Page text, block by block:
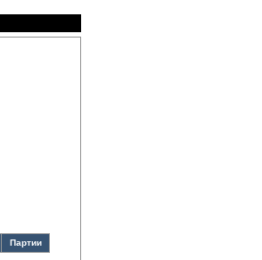
Партии